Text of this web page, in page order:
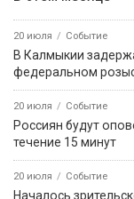
В
наркотиками
11:23 Событие
В Элисте
13:32 Событие
Более 60 %
состоянием
13:37 Событие